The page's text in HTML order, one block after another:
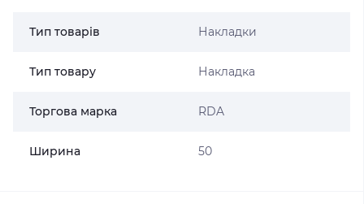
Тип товарів Накладки
Тип товару Накладка
Торгова марка RDA
Ширина 50